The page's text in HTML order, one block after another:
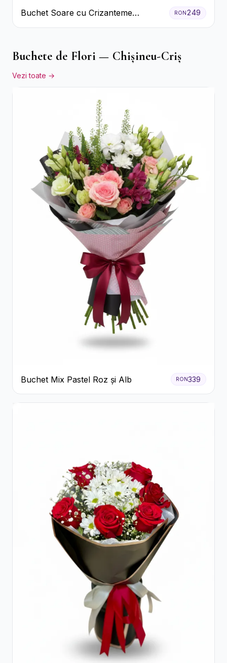
Buchet Soare cu Crizanteme
Galbene și Trandafiri Albi
RON249
Buchete de Flori — Chișineu-Criș
Vezi toate →
Buchet Mix Pastel Roz și Alb RON339